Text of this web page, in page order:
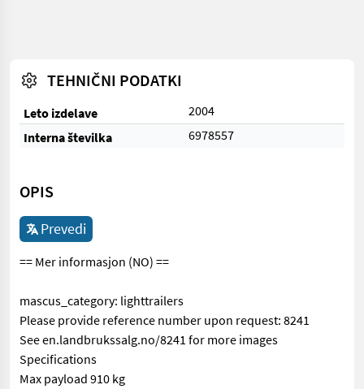
TEHNIČNI PODATKI
Leto izdelave
2004
Interna številka
6978557
OPIS
Prevedi
== Mer informasjon (NO) ==
mascus_category: lighttrailers
Please provide reference number upon request: 8241
See en.landbrukssalg.no/8241 for more images
Specifications
Max payload 910 kg